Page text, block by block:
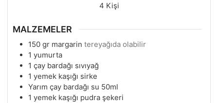
4 Kişi
MALZEMELER
150 gr margarin tereyağıda olabilir
1 yumurta
1 çay bardağı sıvıyağ
1 yemek kaşığı sirke
Yarım çay bardağı su 50ml
1 yemek kaşığı pudra şekeri